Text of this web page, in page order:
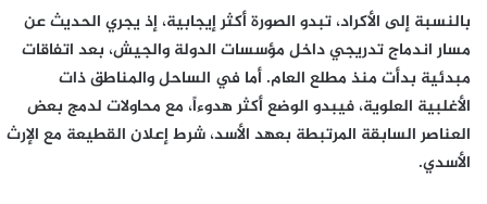
بالنسبة إلى الأكراد، تبدو الصورة أكثر إيجابية، إذ يجري الحديث عن
مسار اندماج تدريجي داخل مؤسسات الدولة والجيش، بعد اتفاقات
مبدئية بدأت منذ مطلع العام. أما في الساحل والمناطق ذات
الأغلبية العلوية، فيبدو الوضع أكثر هدوءاً، مع محاولات لدمج بعض
العناصر السابقة المرتبطة بعهد الأسد، شرط إعلان القطيعة مع الإرث
الأسدي.